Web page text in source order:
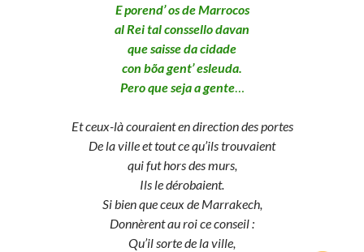
E porend’ os de Marrocos
al Rei tal conssello davan
que saisse da cidade
con bõa gent’ esleuda.
Pero que seja a gente…
Et ceux-là couraient en direction des portes
De la ville et tout ce qu’ils trouvaient
qui fut hors des murs,
Ils le dérobaient.
Si bien que ceux de Marrakech,
Donnèrent au roi ce conseil :
Qu’il sorte de la ville,